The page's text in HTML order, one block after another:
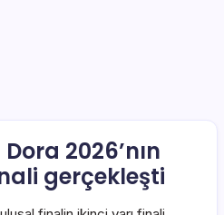
2026’nın
gerçekleşti